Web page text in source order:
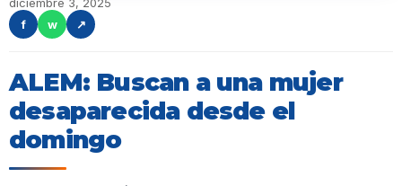
f
w ↗
ALEM: Buscan a una mujer
desaparecida desde el
domingo